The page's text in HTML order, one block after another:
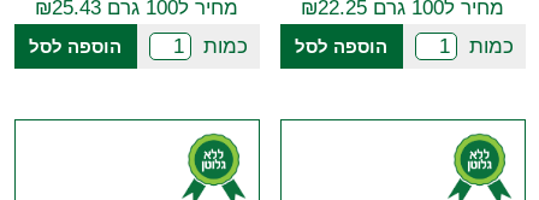
מחיר ל100 גרם ₪22.25
כמות
הוספה לסל
מחיר ל100 גרם ₪25.43
כמות
הוספה לסל